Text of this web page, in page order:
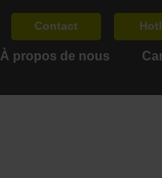
Contact
À propos de nous